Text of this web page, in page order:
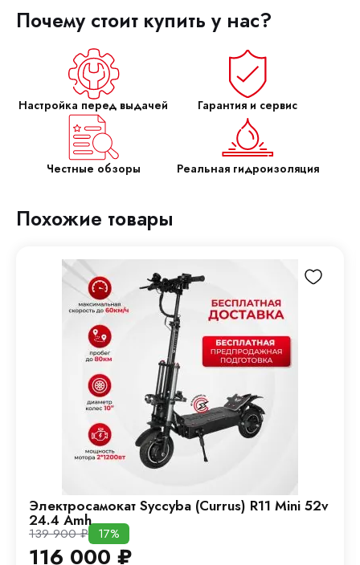
Почему стоит купить у нас?
Настройка перед выдачей Гарантия и сервис
Честные обзоры Реальная гидроизоляция
Похожие товары
Электросамокат Syccyba (Currus) R11 Mini 52v
24.4 Amh
139 900₽ 17%
116 000 ₽